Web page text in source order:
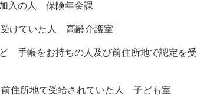
入の人 保険年金課
けていた人 高齢介護室
手帳をお持ちの人及び前住所地で認定を受
住所地で受給されていた人 子ども室